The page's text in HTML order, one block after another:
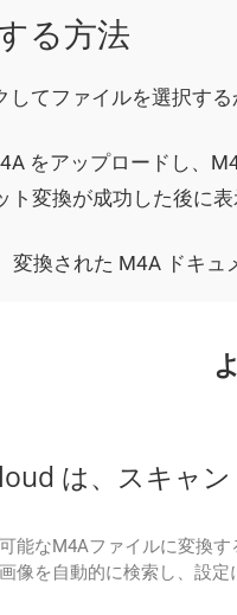
る方法
てファイルを選択す
をアップロードし、
ト変換が成功した後に
換された M4A ドキュ
は、スキャ
能なM4Aファイルに変換
像を自動的に検索し、設